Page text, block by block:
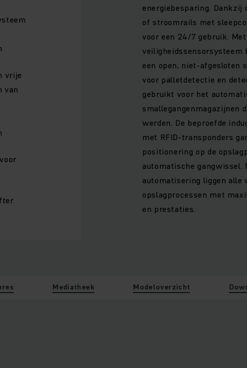
vrije
van
energiebesparing. Dankzij
of stroomrails met
voor een 24/7 gebruik.
veiligheidssensorsysteem
een open, niet-afgesloten
voor palletdetectie en
gebruikt voor het
smallegangenmagazijnen
werden. De beproefde
met RFID-transponders
positionering op de
automatische gangwissel.
automatisering liggen alle
opslagprocessen met
en prestaties.
Mediatheek Modeloverzicht